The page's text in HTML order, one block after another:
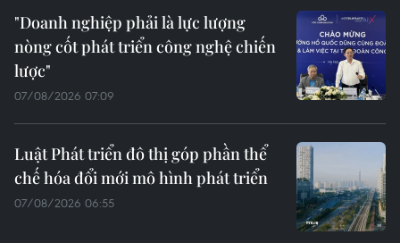
"Doanh nghiệp phải là lực lượng
nòng cốt phát triển công nghệ chiến
lược"
07/08/2026 07:09
Luật Phát triển đô thị góp phần thể
chế hóa đổi mới mô hình phát triển
07/08/2026 06:55